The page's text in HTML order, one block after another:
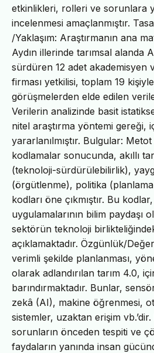
etkinlikleri, rolleri ve sorunlara
incelenmesi amaçlanmıştır.
/Yaklaşım: Araştırmanın ana
Aydın illerinde tarımsal alanda
sürdüren 12 adet akademisyen
firması yetkilisi, toplam 19
görüşmelerden elde edilen
Verilerin analizinde basit
nitel araştırma yöntemi gereği,
yararlanılmıştır. Bulgular:
kodlamalar sonucunda, akıllı
(teknoloji-sürdürülebilirlik),
(örgütlenme), politika
kodları öne çıkmıştır. Bu kodlar,
uygulamalarının bilim paydaşı
sektörün teknoloji
açıklamaktadır. Özgünlük/
verimli şekilde planlanması,
olarak adlandırılan tarım 4.0,
barındırmaktadır. Bunlar,
zekâ (AI), makine öğrenmesi,
sistemler, uzaktan erişim
sorunların önceden tespiti ve
faydaların yanında insan